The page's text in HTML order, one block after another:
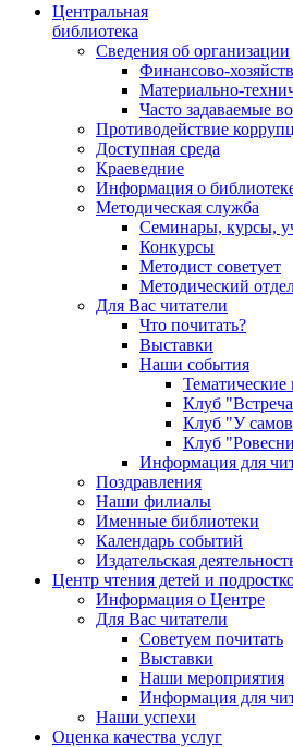
Центральная
библиотека
Сведения об организации
Финансово-
Материально-
Часто задаваемые
Противодействие
Доступная среда
Краеведние
Информация о
Методическая служба
Семинары, курсы,
Конкурсы
Методист советует
Методический
Для Вас читатели
Что почитать?
Выставки
Наши события
Тематические
Клуб
Клуб "У
Клуб
Информация для
Поздравления
Наши филиалы
Именные библиотеки
Календарь событий
Издательская
Центр чтения детей и
Информация о Центре
Для Вас читатели
Советуем почитать
Выставки
Наши мероприятия
Информация для
Наши успехи
Оценка качества услуг